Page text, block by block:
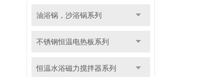
油浴锅，沙浴锅系列
不锈钢恒温电热板系列
恒温水浴磁力搅拌器系列